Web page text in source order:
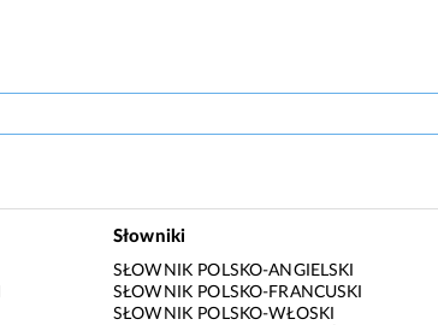
Słowniki
SŁOWNIK POLSKO-ANGIELSKI
SŁOWNIK POLSKO-FRANCUSKI
SŁOWNIK POLSKO-WŁOSKI